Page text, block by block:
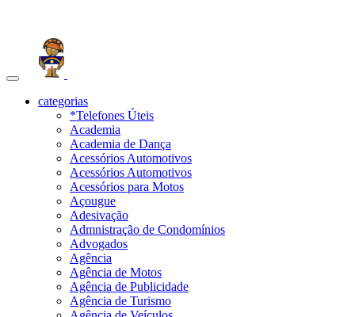
Toggle
navigationcategorias
*Telefones Úteis
Academia
Academia de Dança
Acessórios Automotivos
Acessórios Automotivos
Acessórios para Motos
Açougue
Adesivação
Admnistração de Condomínios
Advogados
Agência
Agência de Motos
Agência de Publicidade
Agência de Turismo